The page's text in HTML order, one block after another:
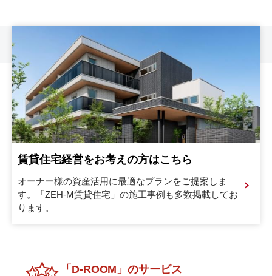
賃貸住宅経営をお考えの方はこちら
オーナー様の資産活用に最適なプランをご提案しま
す。
「ZEH-M賃貸住宅」の施工事例も多数掲載してお
ります。
「D-ROOM」のサービス